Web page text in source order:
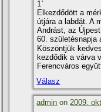
1`
Elkezdődött a
útjára a labdát. A
Andrást, az
60. születésnapja
Köszöntjük
kezdődik a várva
Ferencváros
Válasz
admin on2009.